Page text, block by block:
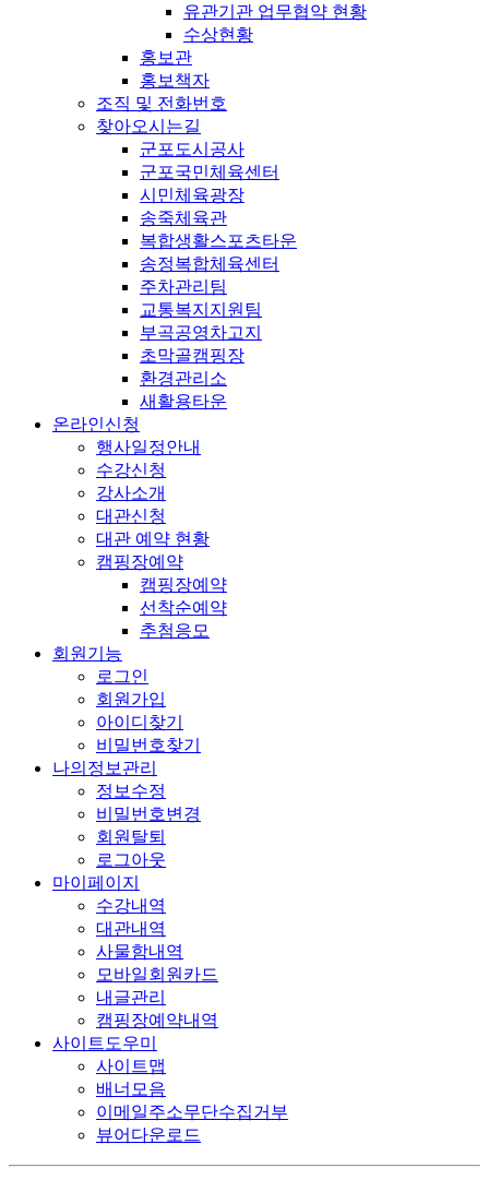
유관기관 업무협약 현황
수상현황
홍보관
홍보책자
조직 및 전화번호
찾아오시는길
군포도시공사
군포국민체육센터
시민체육광장
송죽체육관
복합생활스포츠타운
송정복합체육센터
주차관리팀
교통복지지원팀
부곡공영차고지
초막골캠핑장
환경관리소
새활용타운
온라인신청
행사일정안내
수강신청
강사소개
대관신청
대관 예약 현황
캠핑장예약
캠핑장예약
선착순예약
추첨응모
회원기능
로그인
회원가입
아이디찾기
비밀번호찾기
나의정보관리
정보수정
비밀번호변경
회원탈퇴
로그아웃
마이페이지
수강내역
대관내역
사물함내역
모바일회원카드
내글관리
캠핑장예약내역
사이트도우미
사이트맵
배너모음
이메일주소무단수집거부
뷰어다운로드